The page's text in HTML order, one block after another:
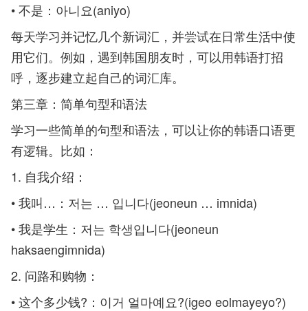
• 不是：아니요(aniyo)
每天学习并记忆几个新词汇，并尝试在日常生活中使
用它们。例如，遇到韩国朋友时，可以用韩语打招
呼，逐步建立起自己的词汇库。
第三章：简单句型和语法
学习一些简单的句型和语法，可以让你的韩语口语更
有逻辑。比如：
1. 自我介绍：
• 我叫…：저는 … 입니다(jeoneun … imnida)
• 我是学生：저는 학생입니다(jeoneun
haksaengimnida)
2. 问路和购物：
• 这个多少钱?：이거 얼마예요?(igeo eolmayeyo?)